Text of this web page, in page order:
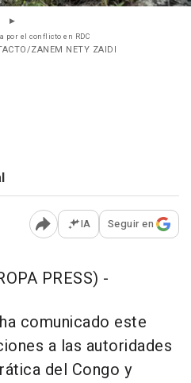
por el conflicto en RDC
ZANEM NETY ZAIDI
Abrir opciones para
IA Seguir en
PRESS) -
comunicado este
a las autoridades
del Congo y